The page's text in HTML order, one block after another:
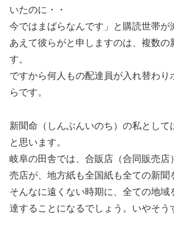
いたのに・・
今ではまばらなんです」と購読世帯が
あえて彼らがと申しますのは、複数の
す。
ですから何人もの配達員が入れ替わり
らです。
新聞命（しんぶんいのち）の私として
と思います。
岐阜の田舎では、合販店（合同販売店
売店が、地方紙も全国紙も全ての新聞
そんなに遠くない時期に、全ての地域
達することになるでしょう。いやそう